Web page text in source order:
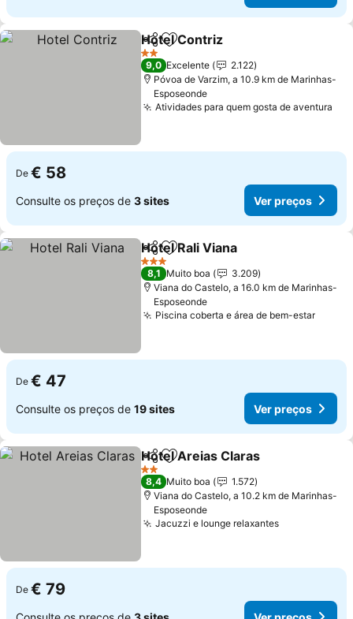
PartilharAdicionar aos favoritos
Hotel Contriz
2 Estrelas
9,0 Excelente
2.122
Póvoa de Varzim, a 10.9 km de Marinhas-
Esposeonde
Atividades para quem gosta de aventura
De € 58
Consulte os preços de 3 sites Ver preços
PartilharAdicionar aos favoritos
Hotel Rali Viana
3 Estrelas
8,1 Muito boa
3.209
Viana do Castelo, a 16.0 km de Marinhas-
Esposeonde
Piscina coberta e área de bem-estarVer
De € 47
Consulte os preços de 19 sites Ver preços
PartilharAdicionar aos favoritos
Hotel Areias Claras
2 Estrelas
8,4 Muito boa
1.572
Viana do Castelo, a 10.2 km de Marinhas-
Esposeonde
Jacuzzi e lounge relaxantesVer preços
De € 79